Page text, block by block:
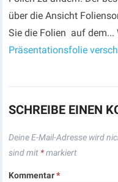
über die Ansicht
Sie die Folien auf dem...
Präsentationsfolie
SCHREIBE EINEN
Deine E-Mail-Adresse wird
sind mit *markiert
Kommentar*